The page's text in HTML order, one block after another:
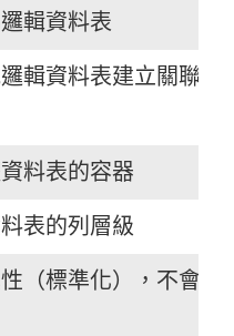
輯資料表
輯資料表建立關聯
料表的容器
表的列層級
（標準化），不會